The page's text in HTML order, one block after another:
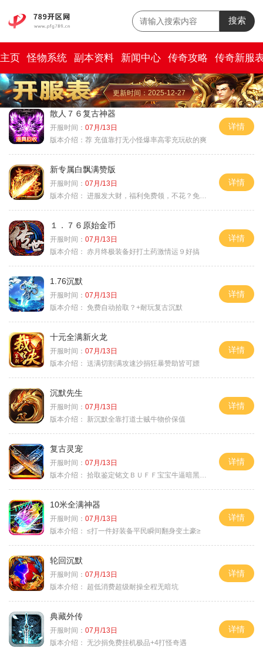
搜索
主页 怪物系统 副本资料 新闻中心 传奇攻略 传奇新服
更新时间：2025-12-27
散人７６复古神器
开服时间： 07月/13日
版本介绍： 荐 充值靠打无小怪爆率高零充玩砍的爽
详情
新专属白飘满赞版
开服时间： 07月/13日
版本介绍： 进服发大财，福利免费领，不花？免费通关！
详情
１．７６原始金币
开服时间： 07月/13日
版本介绍： 赤月终极装备好打土药激情运９好搞
详情
1.76沉默
开服时间： 07月/13日
版本介绍： 免费自动拾取？+耐玩复古沉默
详情
十元全满新火龙
开服时间： 07月/13日
版本介绍： 送满切割满攻速沙捐狂暴赞助皆可嫖
详情
沉默先生
开服时间： 07月/13日
版本介绍：
新沉默全靠打道士贼牛物价保值
详情
复古灵宠
开服时间： 07月/13日
版本介绍： 拾取鉴定铭文ＢＵＦＦ宝宝牛逼暗黑属性
详情
10米全满神器
开服时间： 07月/13日
版本介绍： ≤打一件好装备平民瞬间翻身变土豪≥
详情
轮回沉默
开服时间： 07月/13日
版本介绍：
超低消费超级耐操全程无暗坑
详情
典藏外传
开服时间： 07月/13日
版本介绍： 无沙捐免费挂机极品+4打怪奇遇
详情